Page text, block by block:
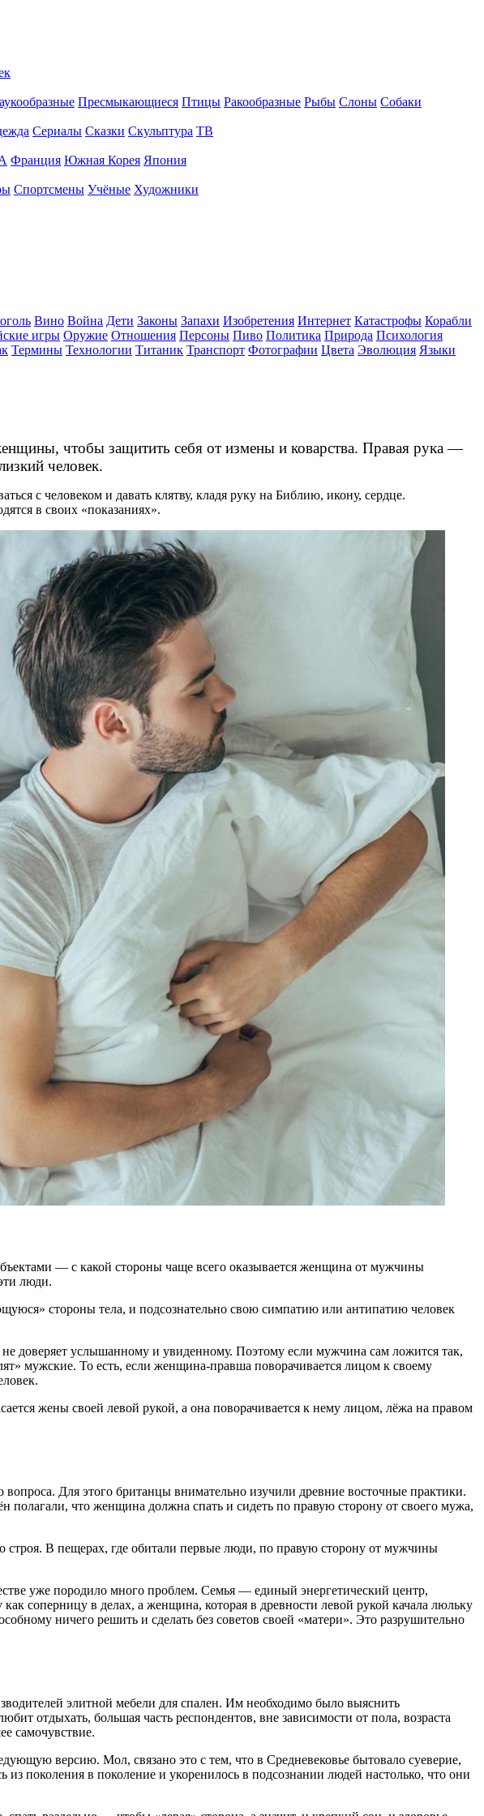
Пресмыкающиеся Птицы Ракообразные Рыбы Слоны Собаки
Сериалы Сказки Скульптура ТВ
Франция Южная Корея Япония
Спортсмены Учёные Художники
Вино Война Дети Законы Запахи Изобретения Интернет Катастрофы Корабли
игры Оружие Отношения Персоны Пиво Политика Природа Психология
Термины Технологии Титаник Транспорт Фотографии Цвета Эволюция Языки
чтобы защитить себя от измены и коварства. Правая рука —
человек.
с человеком и давать клятву, кладя руку на Библию, икону, сердце.
в своих «показаниях».
— с какой стороны чаще всего оказывается женщина от мужчины
люди.
стороны тела, и подсознательно свою симпатию или антипатию человек
доверяет услышанному и увиденному. Поэтому если мужчина сам ложится так,
мужские. То есть, если женщина-правша поворачивается лицом к своему
жены своей левой рукой, а она поворачивается к нему лицом, лёжа на правом
Для этого британцы внимательно изучили древние восточные практики.
что женщина должна спать и сидеть по правую сторону от своего мужа,
строя. В пещерах, где обитали первые люди, по правую сторону от мужчины
уже породило много проблем. Семья — единый энергетический центр,
соперницу в делах, а женщина, которая в древности левой рукой качала люльку
ничего решить и сделать без советов своей «матери». Это разрушительно
элитной мебели для спален. Им необходимо было выяснить
отдыхать, большая часть респондентов, вне зависимости от пола, возраста
самочувствие.
версию. Мол, связано это с тем, что в Средневековье бытовало суеверие,
поколения в поколение и укоренилось в подсознании людей настолько, что они